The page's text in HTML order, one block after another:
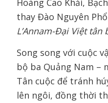
thay Đào Nguyên
L’Annam-Đại Việt tân
Song song với cuộc
bộ ba Quảng Nam –
Tân cuộc để tránh
lên ngôi, đồng thời